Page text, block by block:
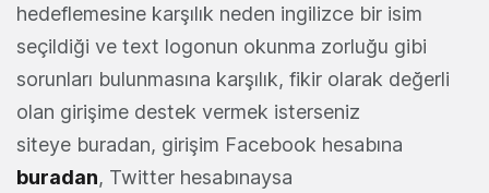
hedeflemesine karşılık neden ingilizce bir isim
seçildiği ve text logonun okunma zorluğu gibi
sorunları bulunmasına karşılık, fikir olarak değerli
olan girişime destek vermek isterseniz
siteye buradan, girişim Facebook hesabına
buradan, Twitter hesabınaysa